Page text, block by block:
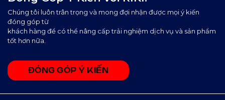
Chúng tôi luôn trân trọng và mong đợi nhận được mọi ý kiến
đóng góp từ
khách hàng để có thể nâng cấp trải nghiệm dịch vụ và sản phẩm
tốt hơn nữa.
ĐÓNG GÓP Ý KIẾN